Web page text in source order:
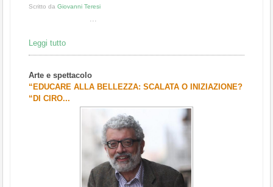
Scritto da Giovanni Teresi
Leggi tutto
Arte e spettacolo
“EDUCARE ALLA BELLEZZA: SCALATA O INIZIAZIONE?
“DI CIRO...